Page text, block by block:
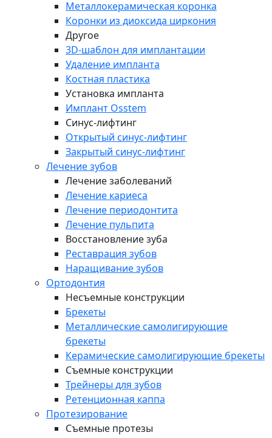
Металлокерамическая коронка
Коронки из диоксида циркония
Другое
3D-шаблон для имплантации
Удаление импланта
Костная пластика
Установка импланта
Имплант Osstem
Синус-лифтинг
Открытый синус-лифтинг
Закрытый синус-лифтинг
Лечение зубов
Лечение заболеваний
Лечение кариеса
Лечение периодонтита
Лечение пульпита
Восстановление зуба
Реставрация зубов
Наращивание зубов
Ортодонтия
Несъемные конструкции
Брекеты
Металлические самолигирующие
брекеты
Керамические самолигирующие брекеты
Съемные конструкции
Трейнеры для зубов
Ретенционная каппа
Протезирование
Съемные протезы